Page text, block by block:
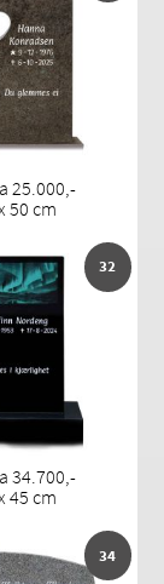
25.000,-
50 cm
32
34.700,-
45 cm
34